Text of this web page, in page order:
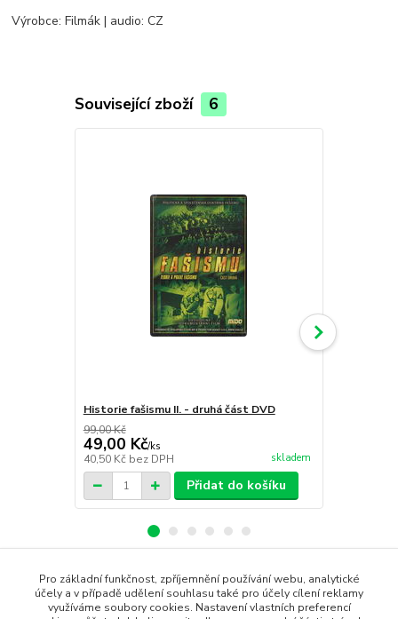
Výrobce: Filmák | audio: CZ
Související zboží 6
Historie fašismu II. - druhá část DVD
99,00 Kč
49,00 Kč/ks
40,50 Kč bez DPH skladem
Přidat do košíku
Zboží zařazeno v kategoriích
Pro základní funkčnost, zpříjemnění používání webu, analytické
účely a v případě udělení souhlasu také pro účely cílení reklamy
využíváme soubory cookies. Nastavení vlastních preferencí